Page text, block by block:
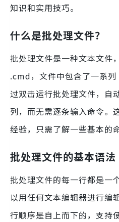
知识和实用技巧。
什么是批处理文件？
批处理文件是一种文本文件
.cmd，文件中包含了一系
过双击运行批处理文件，自
列，而无需逐条输入命令。
经验，只需了解一些基本的
批处理文件的基本语法
批处理文件的每一行都是一
以用任何文本编辑器进行编
行顺序是自上而下的，支持